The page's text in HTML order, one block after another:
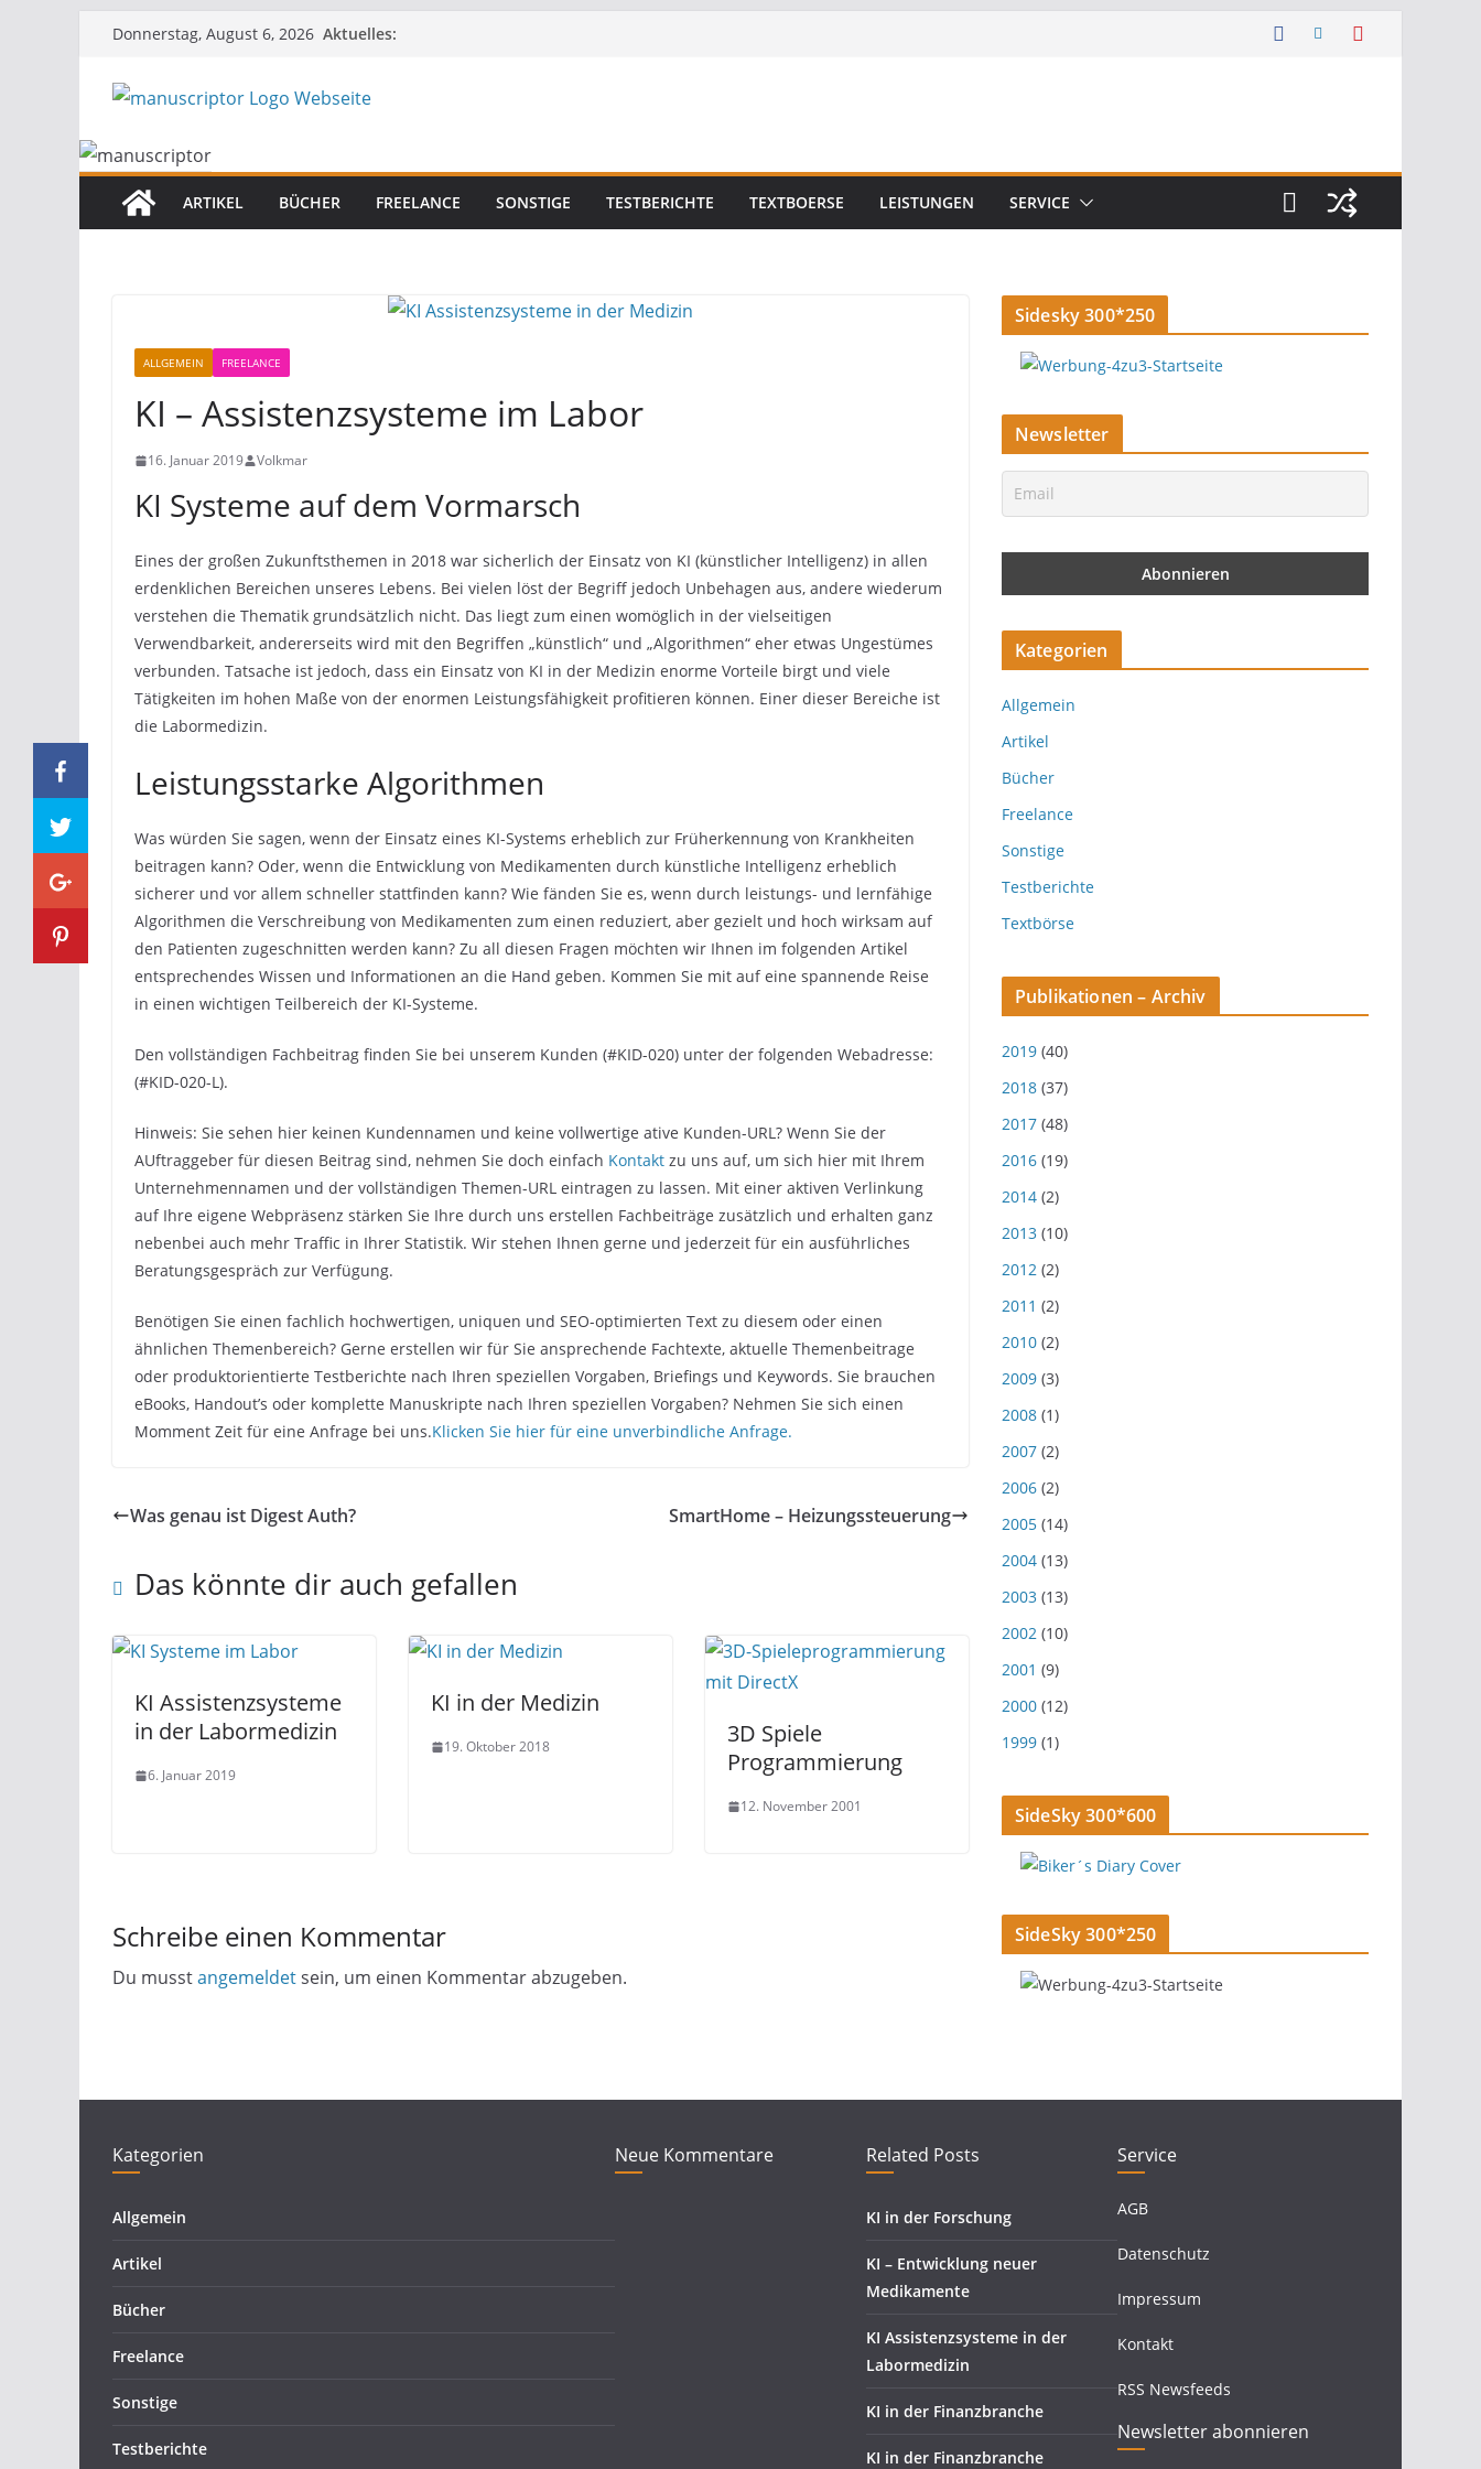
Donnerstag, August 6, 2026 Aktuelles:
ARTIKEL BÜCHER FREELANCE SONSTIGE TESTBERICHTE TEXTBOERSE LEISTUNGEN SERVICE
ALLGEMEIN FREELANCE
KI – Assistenzsysteme im Labor
16. Januar 2019 Volkmar
KI Systeme auf dem Vormarsch
Eines der großen Zukunftsthemen in 2018 war sicherlich der Einsatz von KI (künstlicher Intelligenz) in allen
erdenklichen Bereichen unseres Lebens. Bei vielen löst der Begriff jedoch Unbehagen aus, andere wiederum
verstehen die Thematik grundsätzlich nicht. Das liegt zum einen womöglich in der vielseitigen
Verwendbarkeit, andererseits wird mit den Begriffen „künstlich“ und „Algorithmen“ eher etwas Ungestümes
verbunden. Tatsache ist jedoch, dass ein Einsatz von KI in der Medizin enorme Vorteile birgt und viele
Tätigkeiten im hohen Maße von der enormen Leistungsfähigkeit profitieren können. Einer dieser Bereiche ist
die Labormedizin.
Leistungsstarke Algorithmen
Was würden Sie sagen, wenn der Einsatz eines KI-Systems erheblich zur Früherkennung von Krankheiten
beitragen kann? Oder, wenn die Entwicklung von Medikamenten durch künstliche Intelligenz erheblich
sicherer und vor allem schneller stattfinden kann? Wie fänden Sie es, wenn durch leistungs- und lernfähige
Algorithmen die Verschreibung von Medikamenten zum einen reduziert, aber gezielt und hoch wirksam auf
den Patienten zugeschnitten werden kann? Zu all diesen Fragen möchten wir Ihnen im folgenden Artikel
entsprechendes Wissen und Informationen an die Hand geben. Kommen Sie mit auf eine spannende Reise
in einen wichtigen Teilbereich der KI-Systeme.
Den vollständigen Fachbeitrag finden Sie bei unserem Kunden (#KID-020) unter der folgenden Webadresse:
(#KID-020-L).
Hinweis: Sie sehen hier keinen Kundennamen und keine vollwertige ative Kunden-URL? Wenn Sie der
AUftraggeber für diesen Beitrag sind, nehmen Sie doch einfach Kontakt zu uns auf, um sich hier mit Ihrem
Unternehmennamen und der vollständigen Themen-URL eintragen zu lassen. Mit einer aktiven Verlinkung
auf Ihre eigene Webpräsenz stärken Sie Ihre durch uns erstellen Fachbeiträge zusätzlich und erhalten ganz
nebenbei auch mehr Traffic in Ihrer Statistik. Wir stehen Ihnen gerne und jederzeit für ein ausführliches
Beratungsgespräch zur Verfügung.
Benötigen Sie einen fachlich hochwertigen, uniquen und SEO-optimierten Text zu diesem oder einen
ähnlichen Themenbereich? Gerne erstellen wir für Sie ansprechende Fachtexte, aktuelle Themenbeitrage
oder produktorientierte Testberichte nach Ihren speziellen Vorgaben, Briefings und Keywords. Sie brauchen
eBooks, Handout’s oder komplette Manuskripte nach Ihren speziellen Vorgaben? Nehmen Sie sich einen
Momment Zeit für eine Anfrage bei uns.Klicken Sie hier für eine unverbindliche Anfrage.
Was genau ist Digest Auth? SmartHome – Heizungssteuerung
Das könnte dir auch gefallen
KI Assistenzsysteme
in der Labormedizin
6. Januar 2019
KI in der Medizin
19. Oktober 2018
3D Spiele
Programmierung
12. November 2001
Schreibe einen Kommentar
Du musstangemeldetsein, um einen Kommentar abzugeben.
Sidesky 300*250
Newsletter
Kategorien
Allgemein
Artikel
Bücher
Freelance
Sonstige
Testberichte
Textbörse
Publikationen – Archiv
2019 (40)
2018 (37)
2017 (48)
2016 (19)
2014 (2)
2013 (10)
2012 (2)
2011 (2)
2010 (2)
2009 (3)
2008 (1)
2007 (2)
2006 (2)
2005 (14)
2004 (13)
2003 (13)
2002 (10)
2001 (9)
2000 (12)
1999 (1)
SideSky 300*600
SideSky 300*250
Kategorien
Allgemein
Artikel
Bücher
Freelance
Sonstige
Testberichte
Neue Kommentare Related Posts
KI in der Forschung
KI – Entwicklung neuer
Medikamente
KI Assistenzsysteme in der
Labormedizin
KI in der Finanzbranche
KI in der Finanzbranche
Service
AGB
Datenschutz
Impressum
Kontakt
RSS Newsfeeds
Newsletter abonnieren